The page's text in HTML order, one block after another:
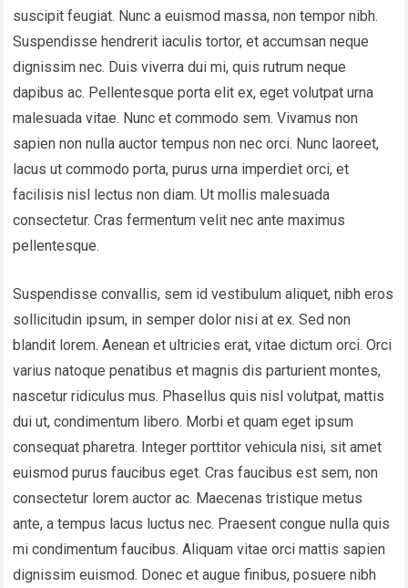
suscipit feugiat. Nunc a euismod massa, non tempor nibh.
Suspendisse hendrerit iaculis tortor, et accumsan neque
dignissim nec. Duis viverra dui mi, quis rutrum neque
dapibus ac. Pellentesque porta elit ex, eget volutpat urna
malesuada vitae. Nunc et commodo sem. Vivamus non
sapien non nulla auctor tempus non nec orci. Nunc laoreet,
lacus ut commodo porta, purus urna imperdiet orci, et
facilisis nisl lectus non diam. Ut mollis malesuada
consectetur. Cras fermentum velit nec ante maximus
pellentesque.
Suspendisse convallis, sem id vestibulum aliquet, nibh eros
sollicitudin ipsum, in semper dolor nisi at ex. Sed non
blandit lorem. Aenean et ultricies erat, vitae dictum orci. Orci
varius natoque penatibus et magnis dis parturient montes,
nascetur ridiculus mus. Phasellus quis nisl volutpat, mattis
dui ut, condimentum libero. Morbi et quam eget ipsum
consequat pharetra. Integer porttitor vehicula nisi, sit amet
euismod purus faucibus eget. Cras faucibus est sem, non
consectetur lorem auctor ac. Maecenas tristique metus
ante, a tempus lacus luctus nec. Praesent congue nulla quis
mi condimentum faucibus. Aliquam vitae orci mattis sapien
dignissim euismod. Donec et augue finibus, posuere nibh